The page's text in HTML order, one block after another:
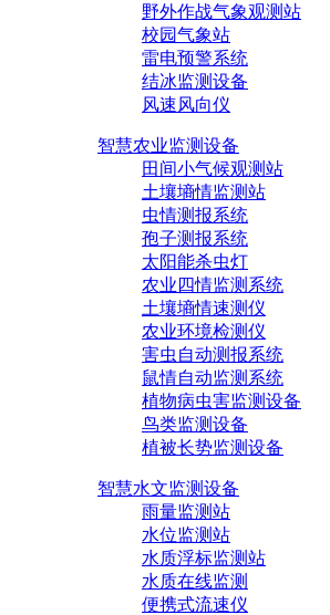
野外作战气象观测站
校园气象站
雷电预警系统
结冰监测设备
风速风向仪
智慧农业监测设备
田间小气候观测站
土壤墒情监测站
虫情测报系统
孢子测报系统
太阳能杀虫灯
农业四情监测系统
土壤墒情速测仪
农业环境检测仪
害虫自动测报系统
鼠情自动监测系统
植物病虫害监测设备
鸟类监测设备
植被长势监测设备
智慧水文监测设备
雨量监测站
水位监测站
水质浮标监测站
水质在线监测
便携式流速仪